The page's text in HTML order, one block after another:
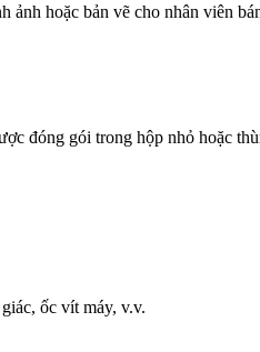
hoặc bản vẽ cho nhân viên
đóng gói trong hộp nhỏ hoặc
ốc vít máy, v.v.